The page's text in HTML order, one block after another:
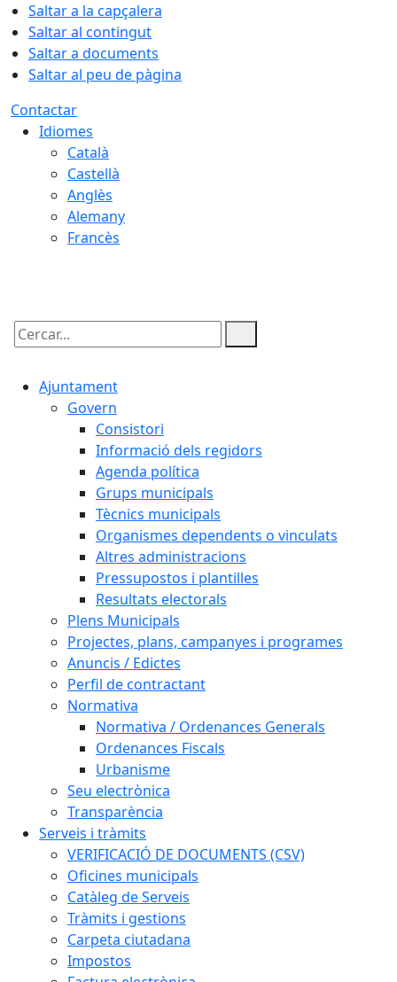
Saltar a la capçalera
Saltar al contingut
Saltar a documents
Saltar al peu de pàgina
Contactar
Idiomes
Català
Castellà
Anglès
Alemany
Francès
Cercar:
Ajuntament
Govern
Consistori
Informació dels regidors
Agenda política
Grups municipals
Tècnics municipals
Organismes dependents o vinculats
Altres administracions
Pressupostos i plantilles
Resultats electorals
Plens Municipals
Projectes, plans, campanyes i programes
Anuncis / Edictes
Perfil de contractant
Normativa
Normativa / Ordenances Generals
Ordenances Fiscals
Urbanisme
Seu electrònica
Transparència
Serveis i tràmits
VERIFICACIÓ DE DOCUMENTS (CSV)
Oficines municipals
Catàleg de Serveis
Tràmits i gestions
Carpeta ciutadana
Impostos